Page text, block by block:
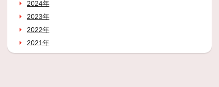
2024年
2023年
2022年
2021年